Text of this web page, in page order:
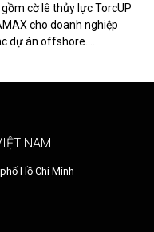
cờ lê thủy lực TorcUP
cho doanh nghiệp
dự án offshore.
NAM
Hồ Chí Minh